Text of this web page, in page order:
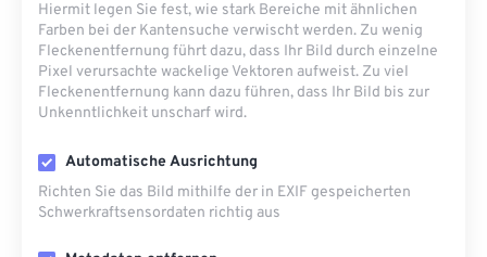
Hiermit legen Sie fest, wie stark Bereiche mit ähnlichen
Farben bei der Kantensuche verwischt werden. Zu wenig
Fleckenentfernung führt dazu, dass Ihr Bild durch einzelne
Pixel verursachte wackelige Vektoren aufweist. Zu viel
Fleckenentfernung kann dazu führen, dass Ihr Bild bis zur
Unkenntlichkeit unscharf wird.
Automatische Ausrichtung
Richten Sie das Bild mithilfe der in EXIF ​​gespeicherten
Schwerkraftsensordaten richtig aus